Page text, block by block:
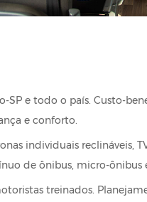
SP e todo o país. Custo-
e conforto.
individuais reclináveis,
de ônibus, micro-
treinados.